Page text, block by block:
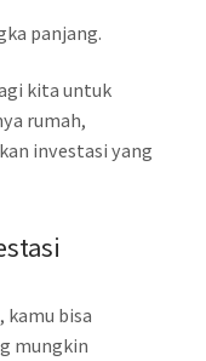
panjang.
kita untuk
rumah,
investasi yang
kamu bisa
mungkin